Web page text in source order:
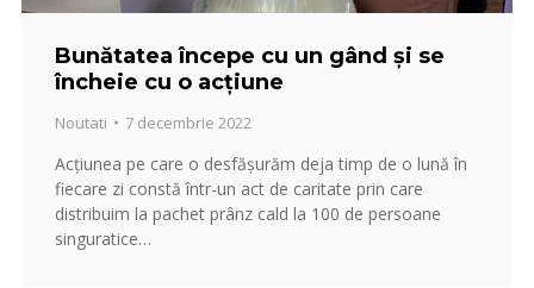
Bunătatea începe cu un gând și se
încheie cu o acțiune
Noutati 7 decembrie 2022
Acțiunea pe care o desfășurăm deja timp de o lună în
fiecare zi constă într-un act de caritate prin care
distribuim la pachet prânz cald la 100 de persoane
singuratice…